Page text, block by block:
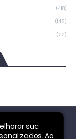
(418)
(146)
(22)
sua
Ao